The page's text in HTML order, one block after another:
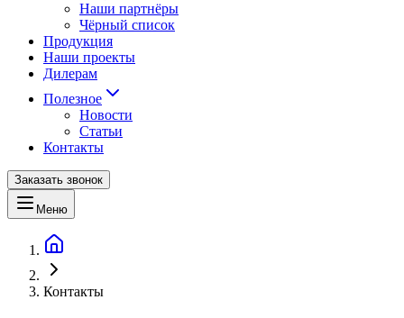
Наши партнёры
Чёрный список
Продукция
Наши проекты
Дилерам
Полезное
Новости
Статьи
Контакты
Заказать звонок
Меню
Контакты